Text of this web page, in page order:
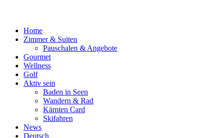
Home
Zimmer & Suiten
Pauschalen & Angebote
Gourmet
Wellness
Golf
Aktiv sein
Baden in Seen
Wandern & Rad
Kärnten Card
Skifahren
News
Deutsch